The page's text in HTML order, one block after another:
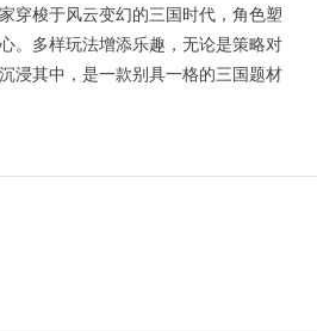
穿梭于风云变幻的三国时代，角色塑
。多样玩法增添乐趣，无论是策略对
浸其中，是一款别具一格的三国题材